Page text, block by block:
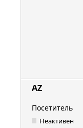
AZ
Посетитель
Неактивен